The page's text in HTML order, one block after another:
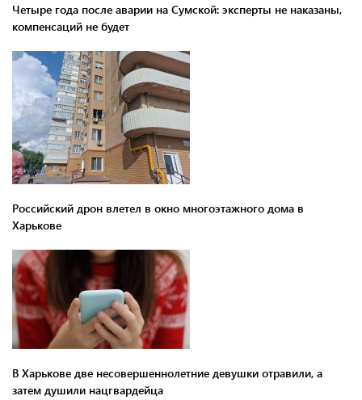
Четыре года после аварии на Сумской: эксперты не наказаны,
компенсаций не будет
Российский дрон влетел в окно многоэтажного дома в
Харькове
В Харькове две несовершеннолетние девушки отравили, а
затем душили нацгвардейца